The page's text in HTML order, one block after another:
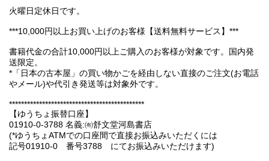
火曜日定休日です。
***10,000円以上お買い上げのお客様【送料無料サービス】***
書籍代金の合計10,000円以上ご購入のお客様が対象です。国内発
送限定。
*「日本の古本屋」の買い物かごを経由しない直接のご注文(お電話
やメール)や代引き発送等は対象外です。
*********************************************
【ゆうちょ振替口座】
01910-0-3788 名義:㈲舒文堂河島書店
(*ゆうちょATMでの口座間で直接お振込みいただくには
記号01910-0 番号3788 にてお振込みいただけます)